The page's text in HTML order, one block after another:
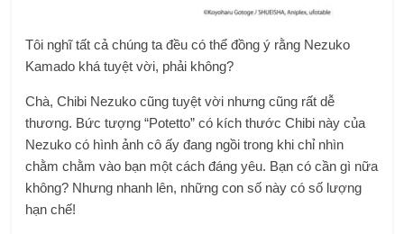
Tôi nghĩ tất cả chúng ta đều có thể đồng ý rằng Nezuko
Kamado khá tuyệt vời, phải không?
Chà, Chibi Nezuko cũng tuyệt vời nhưng cũng rất dễ
thương. Bức tượng “Potetto” có kích thước Chibi này của
Nezuko có hình ảnh cô ấy đang ngồi trong khi chỉ nhìn
chằm chằm vào bạn một cách đáng yêu. Bạn có cần gì nữa
không? Nhưng nhanh lên, những con số này có số lượng
hạn chế!